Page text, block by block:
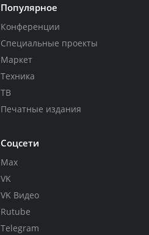
Популярное
Конференции
Специальные проекты
Маркет
Техника
ТВ
Печатные издания
Соцсети
Max
VK
VK Видео
Rutube
Telegram